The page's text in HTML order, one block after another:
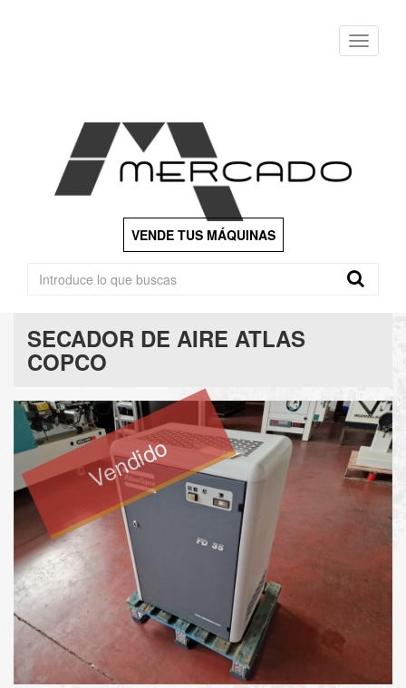
Menu
VENDE TUS MÁQUINAS
SECADOR DE AIRE ATLAS
COPCO
Vendido